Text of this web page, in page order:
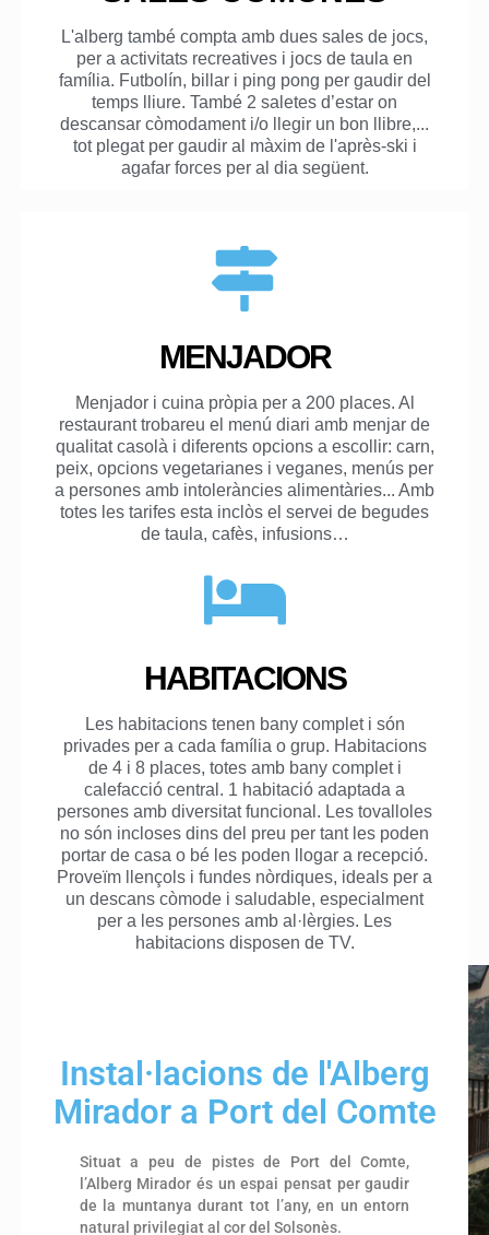
L'alberg també compta amb dues sales de jocs,
per a activitats recreatives i jocs de taula en
família. Futbolín, billar i ping pong per gaudir del
temps lliure. També 2 saletes d’estar on
descansar còmodament i/o llegir un bon llibre,...
tot plegat per gaudir al màxim de l'après-ski i
agafar forces per al dia següent.
MENJADOR
Menjador i cuina pròpia per a 200 places. Al
restaurant trobareu el menú diari amb menjar de
qualitat casolà i diferents opcions a escollir: carn,
peix, opcions vegetarianes i veganes, menús per
a persones amb intoleràncies alimentàries... Amb
totes les tarifes esta inclòs el servei de begudes
de taula, cafès, infusions…
HABITACIONS
Les habitacions tenen bany complet i són
privades per a cada família o grup. Habitacions
de 4 i 8 places, totes amb bany complet i
calefacció central. 1 habitació adaptada a
persones amb diversitat funcional. Les tovalloles
no són incloses dins del preu per tant les poden
portar de casa o bé les poden llogar a recepció.
Proveïm llençols i fundes nòrdiques, ideals per a
un descans còmode i saludable, especialment
per a les persones amb al·lèrgies. Les
habitacions disposen de TV.
Instal·lacions de l'Alberg
Mirador a Port del Comte
Situat a peu de pistes de Port del Comte,
l’Alberg Mirador és un espai pensat per gaudir
de la muntanya durant tot l’any, en un entorn
natural privilegiat al cor del Solsonès.